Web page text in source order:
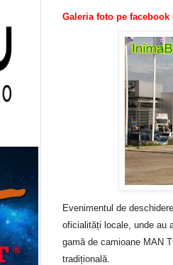
Galeria foto pe facebook
Evenimentul de
oficialități locale, unde au
gamă de camioane MAN
tradițională.